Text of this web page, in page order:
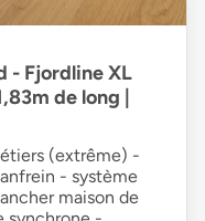
- Fjordline XL
de long |
(extrême) -
- système
maison de